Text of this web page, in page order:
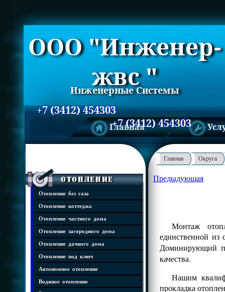
ООО "Инженер-
жвс "
Инженерные Системы
+7 (3412) 454303
+7 (3412) 454303
Главная
Отопление
Отопление без газа
Отопление коттеджа
Отопление частного дома
Отопление загородного дома
Отопление дачного дома
Отопление под ключ
Автономное отопление
Водяное отопление
Главная Округа
Предыдующая
Монтаж
единственной из
Доминирующий
качества.
Нашим
прокладка